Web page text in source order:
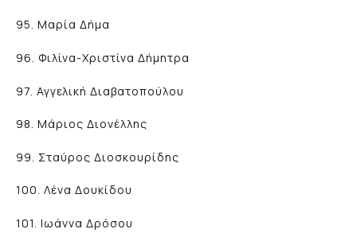
95. Μαρία Δήμα
96. Φιλίνα-Χριστίνα Δήμητρα
97. Αγγελική Διαβατοπούλου
98. Μάριος Διονέλλης
99. Σταύρος Διοσκουρίδης
100. Λένα Δουκίδου
101. Ιωάννα Δρόσου